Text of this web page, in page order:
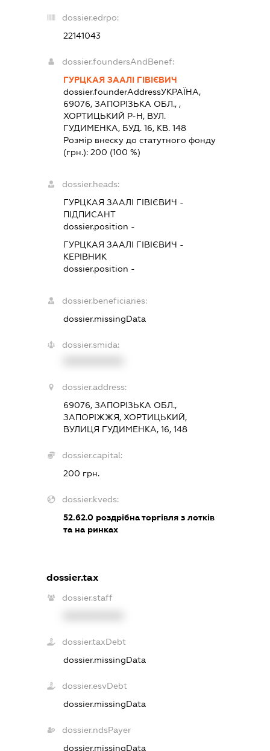
dossier.edrpo:
22141043
dossier.foundersAndBenef:
ГУРЦКАЯ ЗААЛІ ГІВІЄВИЧ
dossier.founderAddressУКРАЇНА,
69076, ЗАПОРIЗЬКА ОБЛ., ,
ХОРТИЦЬКИЙ Р-Н, ВУЛ.
ГУДИМЕНКА, БУД. 16, КВ. 148
Розмір внеску до статутного фонду
(грн.): 200 (100 %)
dossier.heads:
ГУРЦКАЯ ЗААЛІ ГІВІЄВИЧ -
ПІДПИСАНТ
dossier.position -
ГУРЦКАЯ ЗААЛІ ГІВІЄВИЧ -
КЕРІВНИК
dossier.position -
dossier.beneficiaries:
dossier.missingData
dossier.smida:
dossier.address:
69076, ЗАПОРІЗЬКА ОБЛ.,
ЗАПОРІЖЖЯ, ХОРТИЦЬКИЙ,
ВУЛИЦЯ ГУДИМЕНКА, 16, 148
dossier.capital:
200 грн.
dossier.kveds:
52.62.0роздрібна торгівля з лотків
та на ринках
dossier.tax
dossier.staff
dossier.taxDebt
dossier.missingData
dossier.esvDebt
dossier.missingData
dossier.ndsPayer
dossier.missingData